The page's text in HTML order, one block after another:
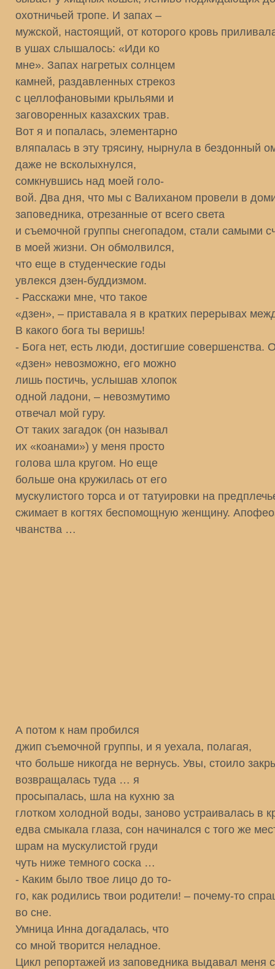
охотничьей тропе. И запах –
мужской, настоящий, от которого кровь
в ушах слышалось: «Иди ко
мне». Запах нагретых солнцем
камней, раздавленных стрекоз
с целлофановыми крыльями и
заговоренных казахских трав.
Вот я и попалась, элементарно
вляпалась в эту трясину, нырнула в бездонный
даже не всколыхнулся,
сомкнувшись над моей голо-
вой. Два дня, что мы с Валиханом провели в
заповедника, отрезанные от всего света
и съемочной группы снегопадом, стали самыми
в моей жизни. Он обмолвился,
что еще в студенческие годы
увлекся дзен-буддизмом.
- Расскажи мне, что такое
«дзен», – приставала я в кратких перерывах
В какого бога ты веришь!
- Бога нет, есть люди, достигшие совершенства.
«дзен» невозможно, его можно
лишь постичь, услышав хлопок
одной ладони, – невозмутимо
отвечал мой гуру.
От таких загадок (он называл
их «коанами») у меня просто
голова шла кругом. Но еще
больше она кружилась от его
мускулистого торса и от татуировки на
сжимает в когтях беспомощную женщину.
чванства …
А потом к нам пробился
джип съемочной группы, и я уехала, полагая,
что больше никогда не вернусь. Увы, стоило
возвращалась туда … я
просыпалась, шла на кухню за
глотком холодной воды, заново устраивалась в
едва смыкала глаза, сон начинался с того же
шрам на мускулистой груди
чуть ниже темного соска …
- Каким было твое лицо до то-
го, как родились твои родители! – почему-то
во сне.
Умница Инна догадалась, что
со мной творится неладное.
Цикл репортажей из заповедника выдавал меня